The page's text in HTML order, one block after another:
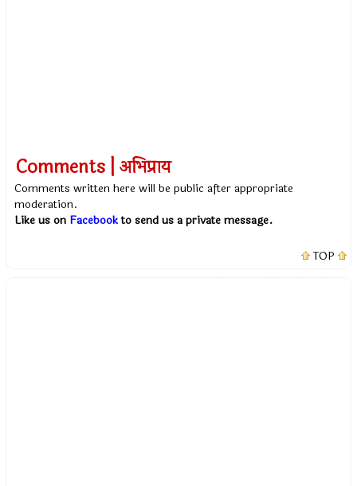
Comments | अभिप्राय
Comments written here will be public after appropriate
moderation.
Like us on Facebookto send us a private message.
TOP